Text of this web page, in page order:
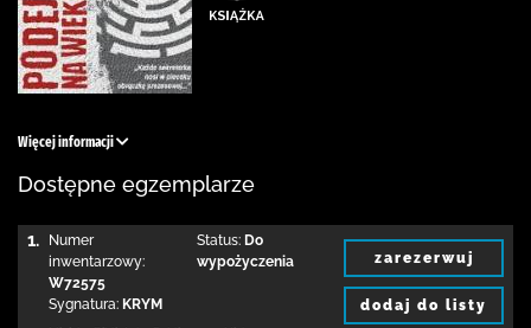
Więcej informacji
Dostępne egzemplarze
1.
Numer
inwentarzowy:
W72575
Sygnatura: KRYM
Status: Do
wypożyczenia
zarezerwuj
dodaj do listy